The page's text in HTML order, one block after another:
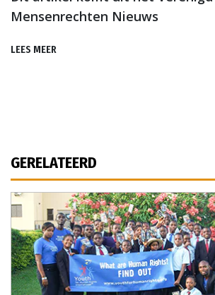
Mensenrechten Nieuws
LEES MEER
GERELATEERD